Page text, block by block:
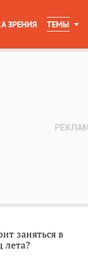
ЗРЕНИЯ ТЕМЫ
заняться в
лета?